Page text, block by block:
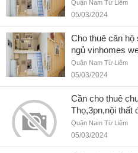
Quận Nam Từ Liêm
05/03/2024
Cho thuê căn hộ
ngủ vinhomes
Quận Nam Từ Liêm
05/03/2024
Cần cho thuê
Thọ,3pn,nội thất
Quận Nam Từ Liêm
05/03/2024